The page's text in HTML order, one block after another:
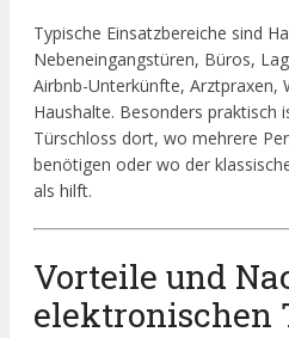
Typische Einsatzbereiche sind
Nebeneingangstüren, Büros,
Airbnb-Unterkünfte, Arztpraxen,
Haushalte. Besonders praktisch
Türschloss dort, wo mehrere
benötigen oder wo der
als hilft.
Vorteile und
elektronischen